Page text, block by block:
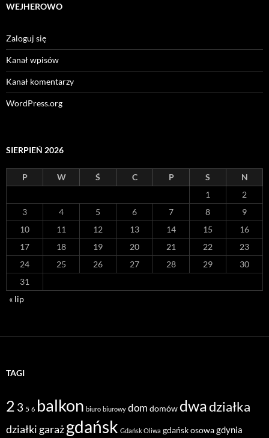
WEJHEROWO
Zaloguj się
Kanał wpisów
Kanał komentarzy
WordPress.org
SIERPIEŃ 2026
P W Ś C P S
N
1
2
3
4 5 6 7 8
9
10
11 12 13 14 15
16
17
18 19 20 21 22
23
24
25 26 27 28 29
30
31
« lip
TAGI
2 3 5 6 balkon biuro biurowy dom domów dwadziałka
działki garażgdańsk Gdańsk Oliwa gdańsk osowagdynia